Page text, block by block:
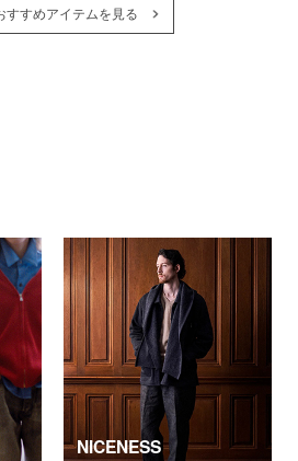
すすめアイテムを見る
NICENESS